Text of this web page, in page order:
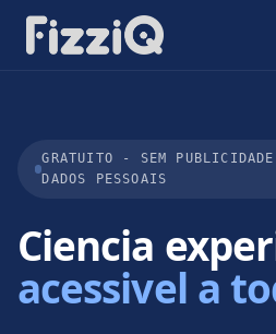
GRATUITO - SEM
DADOS PESSOAIS
Ciencia
acessivel a